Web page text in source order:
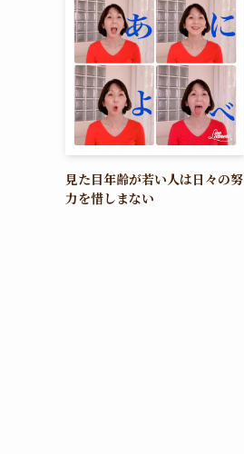
見た目年齢が若い人は日々の努
力を惜しまない